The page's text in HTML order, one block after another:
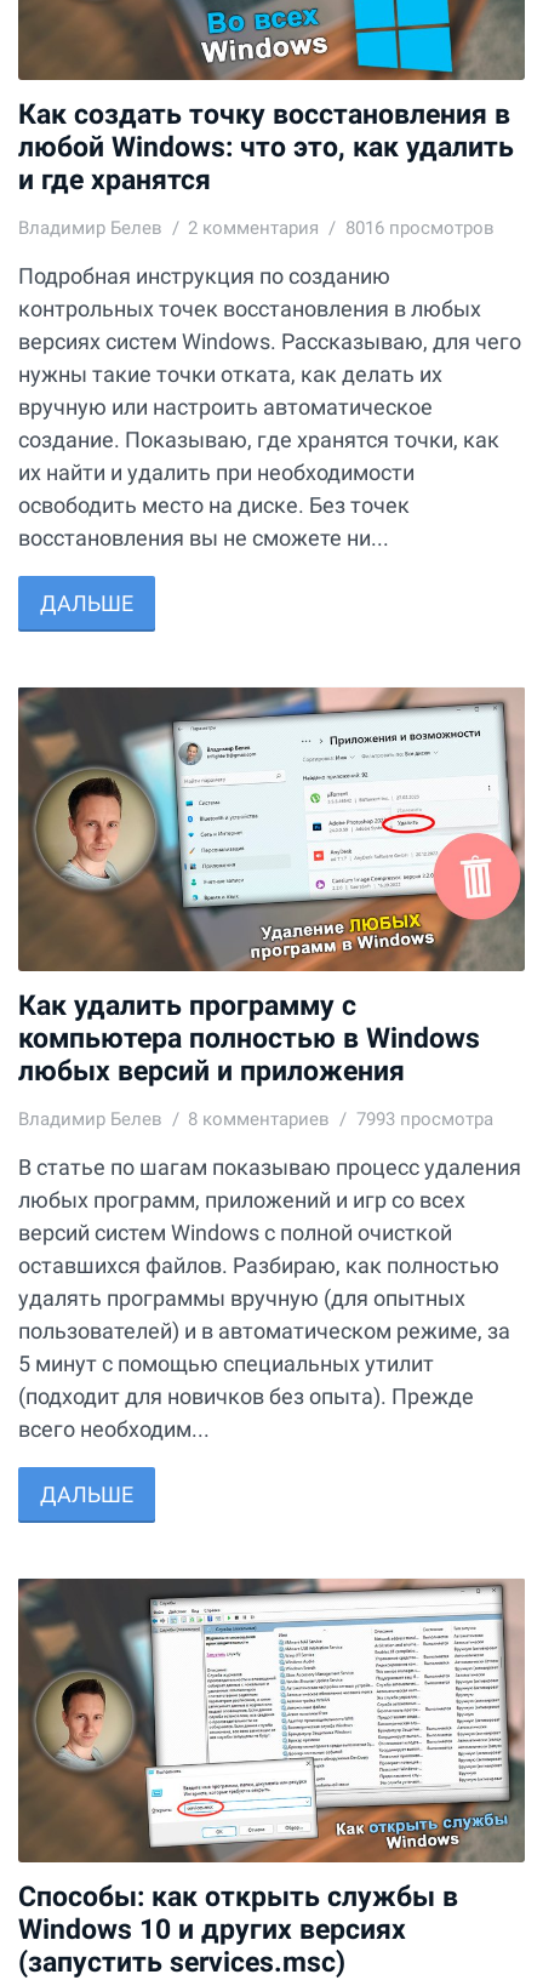
Как создать точку восстановления в
любой Windows: что это, как удалить
и где хранятся
Владимир Белев 2 комментария 8016 просмотров
Подробная инструкция по созданию
контрольных точек восстановления в любых
версиях систем Windows. Рассказываю, для чего
нужны такие точки отката, как делать их
вручную или настроить автоматическое
создание. Показываю, где хранятся точки, как
их найти и удалить при необходимости
освободить место на диске. Без точек
восстановления вы не сможете ни...
ДАЛЬШЕ
Как удалить программу с
компьютера полностью в Windows
любых версий и приложения
Владимир Белев 8 комментариев 7993 просмотра
В статье по шагам показываю процесс удаления
любых программ, приложений и игр со всех
версий систем Windows с полной очисткой
оставшихся файлов. Разбираю, как полностью
удалять программы вручную (для опытных
пользователей) и в автоматическом режиме, за
5 минут с помощью специальных утилит
(подходит для новичков без опыта). Прежде
всего необходим...
ДАЛЬШЕ
Способы: как открыть службы в
Windows 10 и других версиях
(запустить services.msc)